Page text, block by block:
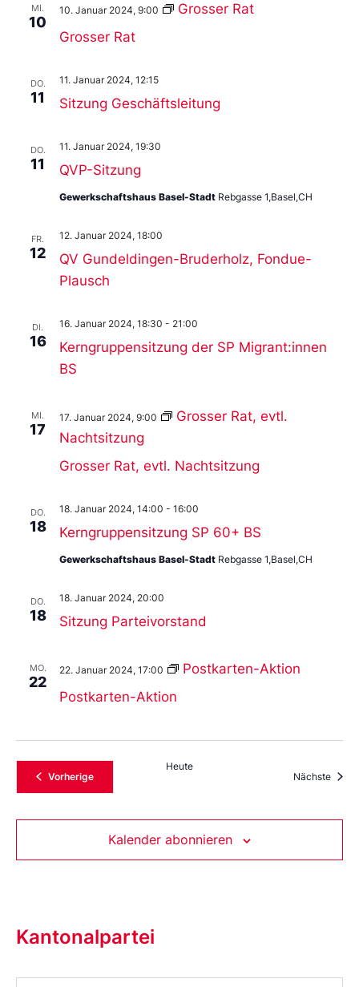
MI.
10
Grosser Rat
10. Januar 2024, 9:00 Grosser Rat
DO.
11 Sitzung Geschäftsleitung
11. Januar 2024, 12:15
DO.
11 QVP-Sitzung
11. Januar 2024, 19:30
Gewerkschaftshaus Basel-Stadt Rebgasse 1,Basel,CH
FR.
12
QV Gundeldingen-Bruderholz, Fondue-
Plausch
12. Januar 2024, 18:00
DI.
16
Kerngruppensitzung der SP Migrant:innen
BS
16. Januar 2024, 18:30 - 21:00
MI.
17
Grosser Rat, evtl. Nachtsitzung
17. Januar 2024, 9:00
Grosser Rat, evtl.
Nachtsitzung
DO.
18 Kerngruppensitzung SP 60+ BS
18. Januar 2024, 14:00 - 16:00
Gewerkschaftshaus Basel-Stadt Rebgasse 1,Basel,CH
DO.
18 Sitzung Parteivorstand
18. Januar 2024, 20:00
MO.
22
Postkarten-Aktion
22. Januar 2024, 17:00 Postkarten-Aktion
VorherigeVeranstaltungen
Heute
Nächste
Kalender abonnieren
Kantonalpartei